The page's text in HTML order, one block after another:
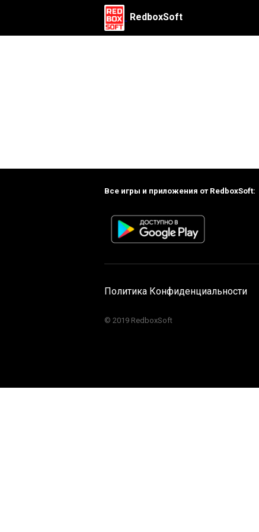
RedboxSoft
Все игры и приложения от RedboxSoft:
Политика Конфиденциальности
© 2019 RedboxSoft